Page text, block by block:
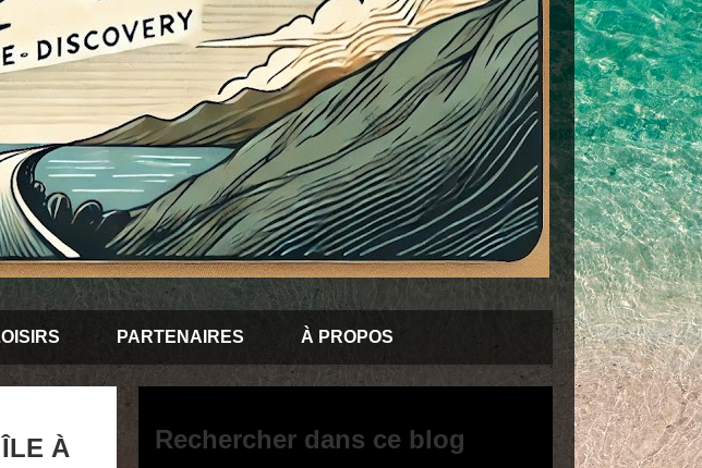
PARTENAIRES À PROPOS
À
Rechercher dans ce blog